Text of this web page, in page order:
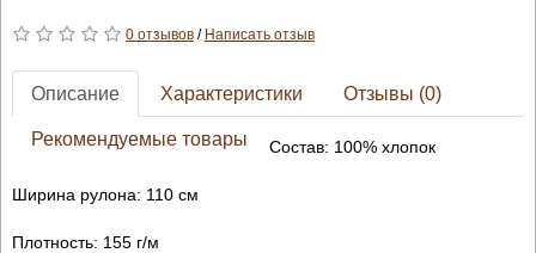
0 отзывов/ Написать отзыв
Описание Характеристики Отзывы (0)
Рекомендуемые товары Состав: 100% хлопок
Ширина рулона: 110 см
Плотность: 155 г/м